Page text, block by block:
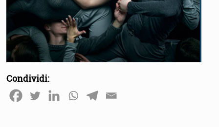
Condividi: